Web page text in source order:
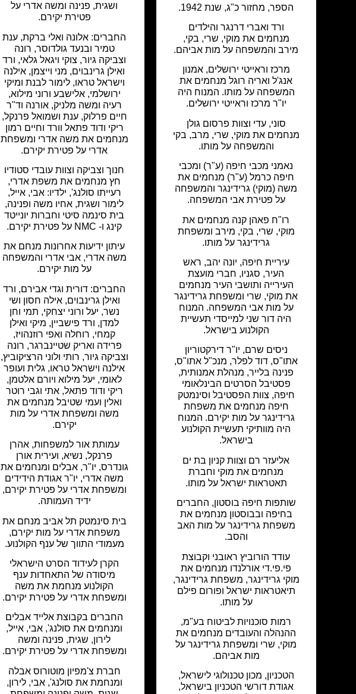
ושגית, פנינה ומשה אדרי על
פטירת יקירם.
החברים: אלונה ואלי ברקת, ענת
טמיר ובנעד גולדוסר, רונה
וצביקה גיור, צוקי ויגאל גלאי, ורד
ואילן גרינבוים, מני וייצמן, אילנה
וישראל טראו, לימור לבנת ומיקי
ירושלמי, אלישבע ורוני מילוא,
רעיה ומשה מלניק, אורנה וד"ר
חיים פרלוק, ענת ושמואל פרנקל,
ריקי ודוד פתאל וורד וחיים רמון
מנחמים את משה אדרי ומשפחת
אדרי על פטירת יקירם.
חנוך וצביקה וצוות עובדי סטודיו
חץ מנחמים את משפת אדרי,
רעייתו סולנג', ילדיו: אבי, אייל,
לימור ושגית, אחיו משה ופנינה,
בית סינמה סיטי וחברות יונייטד
קינג ו- NMC על פטירת יקירם.
עיתון ידיעות אחרונות מנחם את
משה אדרי, אבי אדרי והמשפחה
על מות יקירם.
החברים: דורית וגדי אבירם, ורד
ואילן גרינבוים, אילה חסון ושי
נשר, יעל ורוני יצחקי, תמי וחן
למדן, ורד פישביין, מיקי ואילן
קמחי, רוחלה ואפי רוזנהויז,
פרידה ואריק שטיינברגר, רונה
וצביקה גיור, רותי ולוני הרציקוביץ,
אילנה וישראל טראו, גלית ועופר
לאומי, יעל מילוא ויורם אלטמן,
ריקי ודוד פתאל, אתי וגבי רוטר
ואלין ועמי שטיבל מנחמים את
משה ומשפחת אדרי על מות
יקירם.
עמותת אור למשפחות, אהרן
פרנקל, נשיא, ועירית אורן
גונדרס, יו"ר, אבלים ומנחמים את
משה אדרי, יו"ר אגודת הידידים
ומשפחת אדרי על פטירת יקירם,
ידיד העמותה.
בית סינמטק תל אביב מנחם את
משפחת אדרי על מות יקירם,
מעמודי התווך של ענף הקולנוע.
הקרן לעידוד הסרט הישראלי
מיסודה של התאחדות ענף
הקולנוע מנחמת את משה
ומשפחת אדרי על פטירת יקירם.
החברים בקבוצת אלייד אבלים
ומנחמים את סולנג', אבי, אייל,
לירון, שגית, פנינה ומשה
ומשפחת אדרי על פטירת יקירם.
חברת צ'מפיון מוטורוס אבלה
ומנחמת את סולנג', אבי, לירון,
הספר, מחזור כ"ג, שנת 1942.
ורד ואברי דרנגר והילדים
מנחמים את מוקי, שרי, בקי,
מירב והמשפחה על מות אביהם.
מרכז וראייטי ירושלים, אמנון
אנג'ל ואריה רוגל מנחמים את
המשפחה על מותו. המנוח היה
יו"ר מרכז וראייטי ירושלים.
סוני, עדי וצוות פרסום גולן
מנחמים את מוקי, שרי, מרב, בקי
והמשפחה על מותו.
נאמני מכבי חיפה (ע"ר) ומכבי
חיפה כרמל (ע"ר) מנחמים את
משה (מוקי) גרידינגר והמשפחה
על פטירת אבי המשפחה.
רו"ח פאהן קנה מנחמים את
מוקי, שרי, בקי, מירב ומשפחת
גרידינגר על מותו.
עיריית חיפה, יונה יהב, ראש
העיר, סגניו, חברי מועצת
העירייה ותושבי העיר מנחמים
את מוקי, שרי ומשפחת גרידינגר
על מות אבי המשפחה. המנוח
היה דור שני למייסדי תעשיית
הקולנוע בישראל.
ניסים שרם, יו"ר דירקטוריון
אתו"ס, דוד לפלר, מנכ"ל אתו"ס,
פנינה בלייר, מנהלת אמנותית,
פסטיבל הסרטים הבינלאומי
חיפה, צוות הפסטיבל וסינמטק
חיפה מנחמים את משפחת
גרידינגר על מות יקירם. המנוח
היה מוותיקי תעשיית הקולנוע
בישראל.
אליעזר רם וצוות קניון בת ים
מנחמים את מוקי וחברת
תאטראות ישראל על מותו.
שותפות חיפה בוסטון, החברים
בחיפה ובבוסטון מנחמים את
משפחת גרידינגר על מות האב
והסב.
עודד הורוביץ ראובני וקבוצת
פי.פי.די אורלנדו מנחמים את
מוקי גרידינגר, משפחת גרידינגר,
תיאטראות ישראל ופורום פילם
על מותו.
רמות סוכנויות לביטוח בע"מ,
ההנהלה והעובדים מנחמים את
מוקי, שרי ומשפחת גרידינגר על
מות אביהם.
הטכניון, מכון טכנולוגי לישראל,
אגודת דורשי הטכניון בישראל,